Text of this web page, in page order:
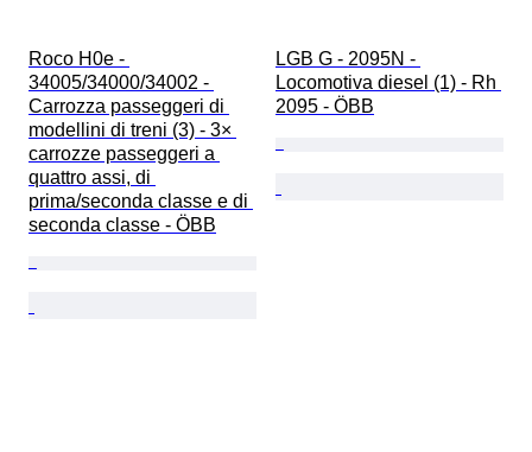
Roco H0e -
34005/34000/34002 -
Carrozza passeggeri di
modellini di treni (3) - 3×
carrozze passeggeri a
quattro assi, di
prima/seconda classe e di
seconda classe - ÖBB
LGB G - 2095N -
Locomotiva diesel (1) - Rh
2095 - ÖBB